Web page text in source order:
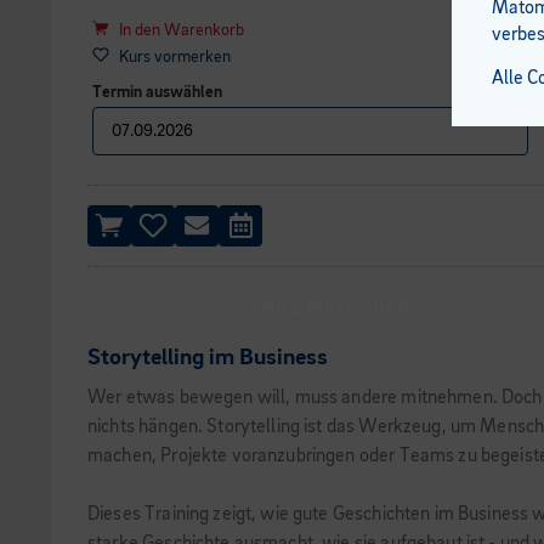
In den Warenkorb
Kurs vormerken
Termin auswählen
Storytelling im Business
Wer etwas bewegen will, muss andere mitnehmen.
nichts hängen. Storytelling ist das Werkzeug, um
machen, Projekte voranzubringen oder Teams zu
Dieses Training zeigt, wie gute Geschichten im
Alle